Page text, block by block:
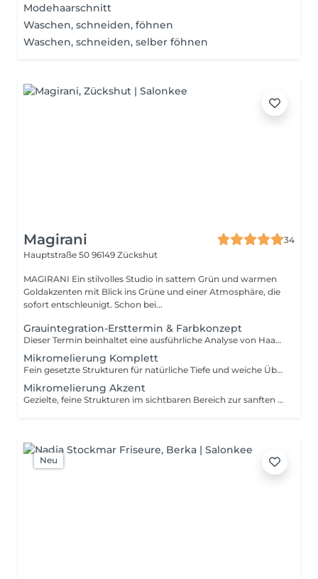
Modehaarschnitt
Waschen, schneiden, föhnen
Waschen, schneiden, selber föhnen
Magirani
34
Hauptstraße 50 96149 Zückshut
MAGIRANI Ein stilvolles Studio in sattem Grün und warmen
Goldakzenten mit Blick ins Grüne und einer Atmosphäre, die
sofort entschleunigt. Schon bei...
Grauintegration-Ersttermin & Farbkonzept
Dieser Termin beinhaltet eine ausführliche Analyse von Haarstruktur, Pigmentlage und bisherigen Färbungen Folgetermine richten sich anschließend nach der gewählten Technik.Beratung beinhaltet eine ausführliche Analyse der Haarstruktur, der Pigmentierung, des aktuellen Zustands sowie der bisherigen Farbverläufe. Gemeinsam wählen wir die passende Technik und den optimalen Farbton individuell abgestimmt auf Ihre Wünsche und Ihr Haar. Während der Beratung erhalten Sie zudem professionelle Empfehlungen zur Pflege und zum Erhalt des Ergebnisses. Folgetermine sowie Preise richten sich nach der gewählten Technik und dem individuellen Aufwand.
Mikromelierung Komplett
Fein gesetzte Strukturen für natürliche Tiefe und weiche Übergänge. Der Umfang wird individuell angepasst. Bei Neukundinnen mit Grau oder komplexer Farb-Vorgeschichte empfehle ich den Ersttermin Grauintegration, um ein individuelles Farbkonzept zu erstellen.
Mikromelierung Akzent
Gezielte, feine Strukturen im sichtbaren Bereich zur sanften Auffrischung oder Integration.
Neu